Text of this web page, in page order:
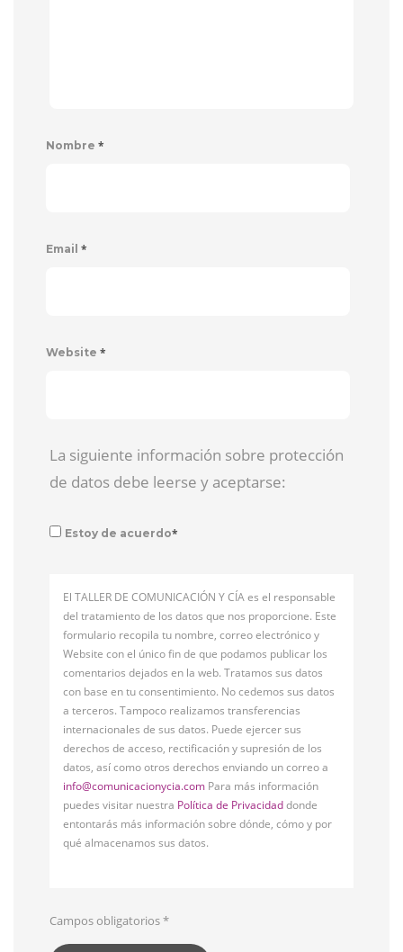
Nombre *
Email *
Website *
La siguiente información sobre protección
de datos debe leerse y aceptarse:
Estoy de acuerdo*
El TALLER DE COMUNICACIÓN Y CÍA es el responsable
del tratamiento de los datos que nos proporcione. Este
formulario recopila tu nombre, correo electrónico y
Website con el único fin de que podamos publicar los
comentarios dejados en la web. Tratamos sus datos
con base en tu consentimiento. No cedemos sus datos
a terceros. Tampoco realizamos transferencias
internacionales de sus datos. Puede ejercer sus
derechos de acceso, rectificación y supresión de los
datos, así como otros derechos enviando un correo a
info@comunicacionycia.com Para más información
puedes visitar nuestra Política de Privacidaddonde
entontarás más información sobre dónde, cómo y por
qué almacenamos sus datos.
Campos obligatorios*